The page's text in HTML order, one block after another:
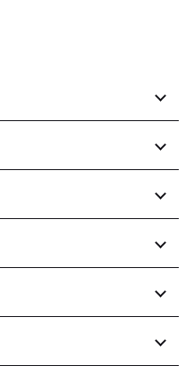
Cayenne